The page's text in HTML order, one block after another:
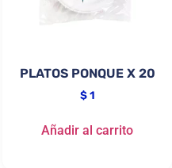
PLATOS PONQUE X 20
$1
Añadir al carrito